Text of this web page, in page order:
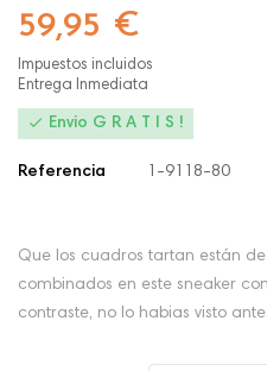
59,95 €
Impuestos incluidos
Entrega Inmediata
 Envio G R A T I S !
Referencia 1-9118-80
Que los cuadros tartan están
combinados en este sneaker
contraste, no lo habias visto